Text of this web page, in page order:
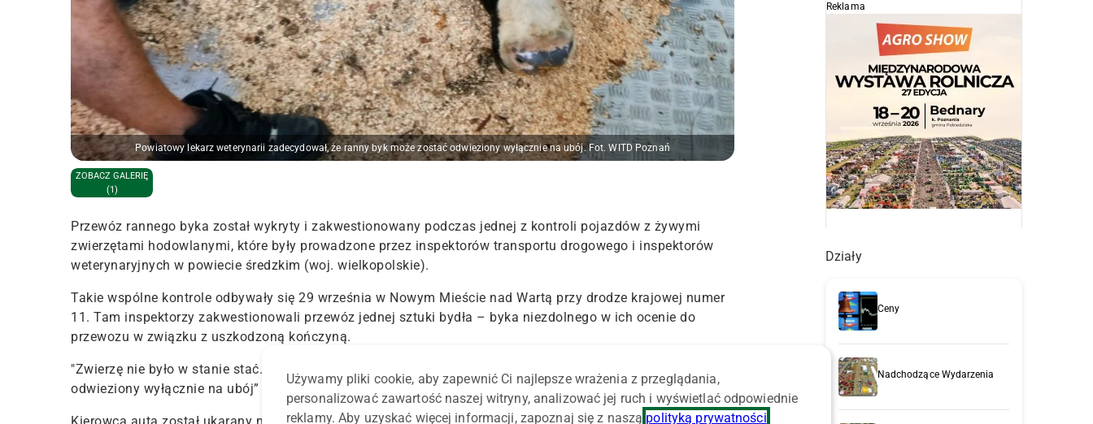
Powiatowy lekarz weterynarii zadecydował, że ranny byk może zostać odwieziony wyłącznie na ubój. Fot. WITD Poznań
ZOBACZ GALERIĘ
(1)
Przewóz rannego byka został wykryty i zakwestionowany podczas jednej z kontroli pojazdów z żywymi
zwierzętami hodowlanymi, które były prowadzone przez inspektorów transportu drogowego i inspektorów
weterynaryjnych w powiecie średzkim (woj. wielkopolskie).
Takie wspólne kontrole odbywały się 29 września w Nowym Mieście nad Wartą przy drodze krajowej numer
11. Tam inspektorzy zakwestionowali przewóz jednej sztuki bydła – byka niezdolnego w ich ocenie do
przewozu w związku z uszkodzoną kończyną.
"Zwierzę nie było w stanie stać. Powiatowy lekarz weterynarii zadecydował, że ranny byk może zostać
odwieziony wyłącznie na ubój” – podaje Wojewódzki Inspektorat Transportu Drogowego w Poznaniu.
Reklama
Działy
Ceny
Nadchodzące Wydarzenia
Używamy pliki cookie, aby zapewnić Ci najlepsze wrażenia z przeglądania,
personalizować zawartość naszej witryny, analizować jej ruch i wyświetlać odpowiednie
reklamy. Aby uzyskać więcej informacji, zapoznaj się z naszą polityką prywatności